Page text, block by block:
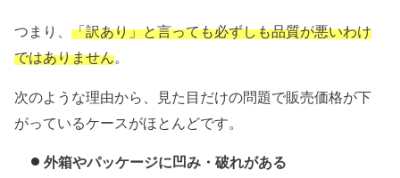
つまり、「訳あり」と言っても必ずしも品質が悪いわけ
ではありません。
次のような理由から、見た目だけの問題で販売価格が下
がっているケースがほとんどです。
外箱やパッケージに凹み・破れがある